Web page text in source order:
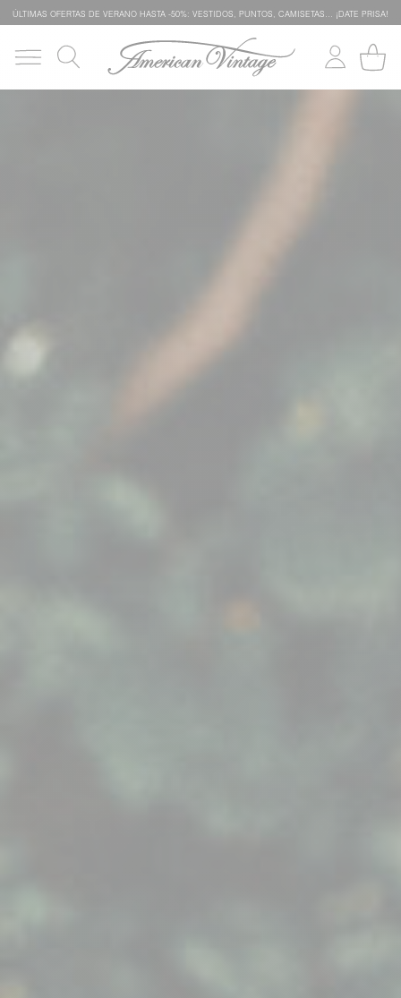
ÚLTIMAS OFERTAS DE VERANO HASTA -50%: VESTIDOS, PUNTOS, CAMISETAS… ¡DATE PRISA!